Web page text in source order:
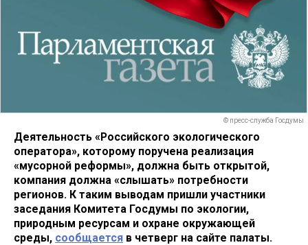
© пресс-служба Госдумы
Деятельность «Российского экологического
оператора», которому поручена реализация
«мусорной реформы», должна быть открытой,
компания должна «слышать» потребности
регионов. К таким выводам пришли участники
заседания Комитета Госдумы по экологии,
природным ресурсам и охране окружающей
среды, сообщается в четверг на сайте палаты.